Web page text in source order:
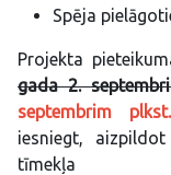
Spēja
Projekta
gada 2.
septembrim
iesniegt, aizpildot